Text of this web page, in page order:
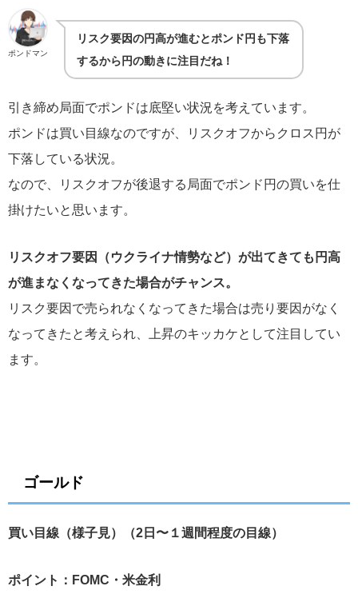
ポンドマン
リスク要因の円高が進むとポンド円も下落
するから円の動きに注目だね！
引き締め局面でポンドは底堅い状況を考えています。
ポンドは買い目線なのですが、リスクオフからクロス円が
下落している状況。
なので、リスクオフが後退する局面でポンド円の買いを仕
掛けたいと思います。
リスクオフ要因（ウクライナ情勢など）が出てきても円高
が進まなくなってきた場合がチャンス。
リスク要因で売られなくなってきた場合は売り要因がなく
なってきたと考えられ、上昇のキッカケとして注目してい
ます。
ゴールド
買い目線（様子見）（2日〜１週間程度の目線）
ポイント：FOMC・米金利